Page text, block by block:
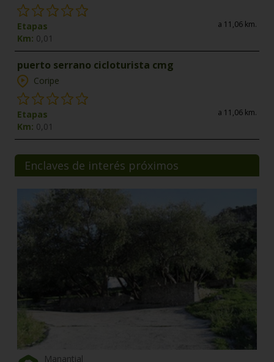
Etapas
Km: 0,01
a 11,06 km.
puerto serrano cicloturista cmg
Coripe
Etapas
Km: 0,01
a 11,06 km.
Enclaves de interés próximos
Manantial